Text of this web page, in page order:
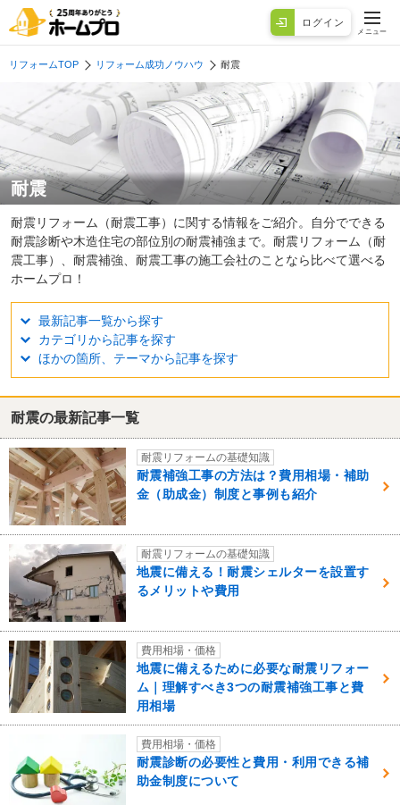
ログイン
メニュー
リフォームTOP リフォーム成功ノウハウ 耐震
耐震
耐震リフォーム（耐震工事）に関する情報をご紹介。自分でできる
耐震診断や木造住宅の部位別の耐震補強まで。耐震リフォーム（耐
震工事）、耐震補強、耐震工事の施工会社のことなら比べて選べる
ホームプロ！
最新記事一覧から探す
カテゴリから記事を探す
ほかの箇所、テーマから記事を探す
耐震の最新記事一覧
耐震リフォームの基礎知識
耐震補強工事の方法は？費用相場・補助
金（助成金）制度と事例も紹介
耐震リフォームの基礎知識
地震に備える！耐震シェルターを設置す
るメリットや費用
費用相場・価格
地震に備えるために必要な耐震リフォー
ム｜理解すべき3つの耐震補強工事と費
用相場
費用相場・価格
耐震診断の必要性と費用・利用できる補
助金制度について